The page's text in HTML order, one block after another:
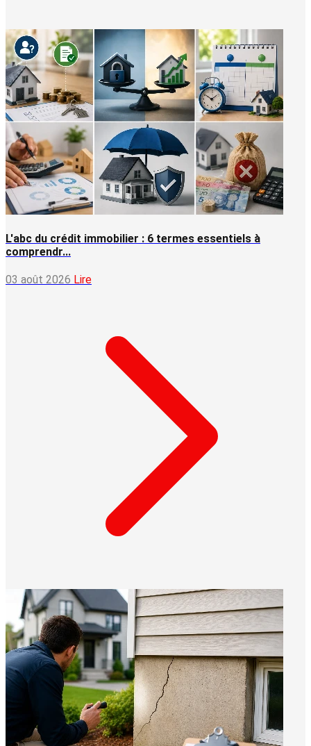
L'abc du crédit immobilier : 6 termes essentiels à
comprendr...
03 août 2026 Lire